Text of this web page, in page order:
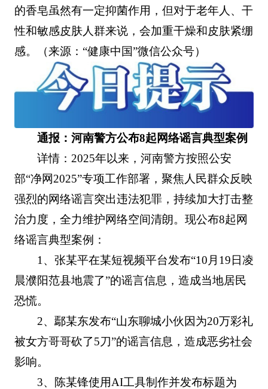
的香皂虽然有一定抑菌作用，但对于老年人、干
性和敏感皮肤人群来说，会加重干燥和皮肤紧绷
感。（来源：“健康中国”微信公众号）
通报：河南警方公布8起网络谣言典型案例
详情：2025年以来，河南警方按照公安
部“净网2025”专项工作部署，聚焦人民群众反映
强烈的网络谣言突出违法犯罪，持续加大打击整
治力度，全力维护网络空间清朗。现公布8起网
络谣言典型案例：
1、张某平在某短视频平台发布“10月19日凌
晨濮阳范县地震了”的谣言信息，造成当地居民
恐慌。
2、鄢某东发布“山东聊城小伙因为20万彩礼
被女方哥哥砍了5刀”的谣言信息，造成恶劣社会
影响。
3、陈某锋使用AI工具制作并发布标题为